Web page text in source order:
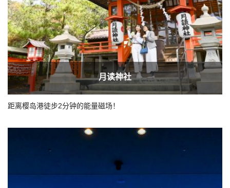
月读神社
距离樱岛港徒步2分钟的能量磁场！